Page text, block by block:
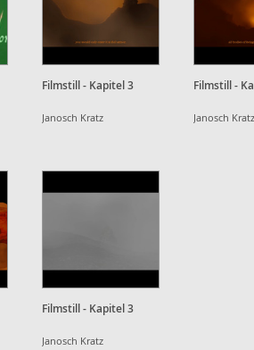
Filmstill - Kapitel 3
Janosch Kratz
Filmstill -
Janosch Kratz
Filmstill - Kapitel 3
Janosch Kratz